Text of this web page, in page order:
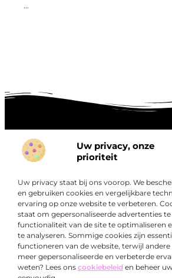
Uw privacy, onze
prioriteit
Uw privacy staat bij ons voorop. We
en gebruiken cookies en vergelijkbare
ervaring op onze website te verbeteren.
staat om gepersonaliseerde advertenties
functionaliteit van de site te optimaliseren
te analyseren. Sommige cookies zijn
functioneren van de website, terwijl andere
meer gepersonaliseerde en verbeterde
weten? Lees ons cookiebeleid en beheer
...
Over
Bedrijf
“Ontdek een wereld van boeiende
je zowel inspireren als informeren.”
Bij Exclusiefbedrijf.nl draait alles om het
kwalitatieve inzichten en verhalen die
verrijken en je uitdagen om verder te
Onze informatie